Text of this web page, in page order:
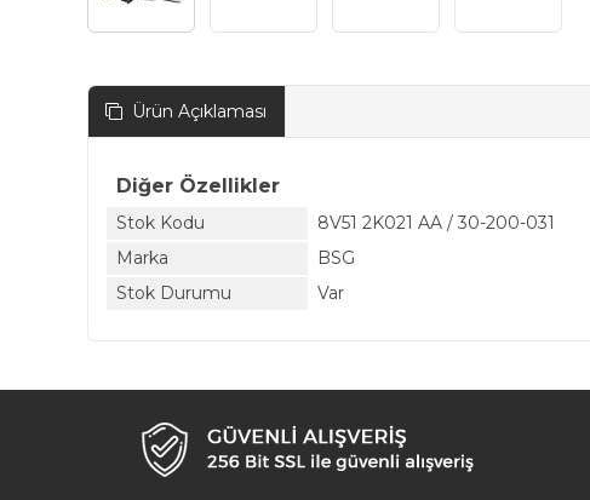
Ürün Açıklaması
Diğer Özellikler
Stok Kodu
8V51 2K021 AA / 30-200-031
Marka
BSG
Stok Durumu
Var